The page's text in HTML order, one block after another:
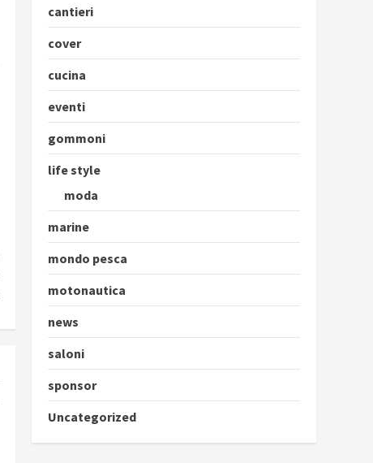
cantieri
cover
cucina
eventi
gommoni
life style
moda
marine
mondo pesca
motonautica
news
saloni
sponsor
Uncategorized